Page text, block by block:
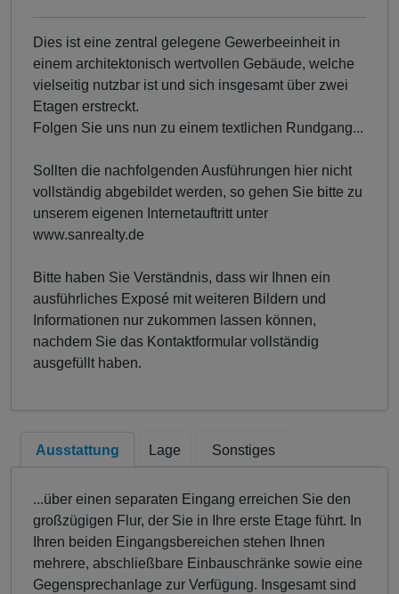
Dies ist eine zentral gelegene Gewerbeeinheit in
einem architektonisch wertvollen Gebäude, welche
vielseitig nutzbar ist und sich insgesamt über zwei
Etagen erstreckt.
Folgen Sie uns nun zu einem textlichen Rundgang...
Sollten die nachfolgenden Ausführungen hier nicht
vollständig abgebildet werden, so gehen Sie bitte zu
unserem eigenen Internetauftritt unter
www.sanrealty.de
Bitte haben Sie Verständnis, dass wir Ihnen ein
ausführliches Exposé mit weiteren Bildern und
Informationen nur zukommen lassen können,
nachdem Sie das Kontaktformular vollständig
ausgefüllt haben.
Ausstattung Lage Sonstiges
...über einen separaten Eingang erreichen Sie den
großzügigen Flur, der Sie in Ihre erste Etage führt. In
Ihren beiden Eingangsbereichen stehen Ihnen
mehrere, abschließbare Einbauschränke sowie eine
Gegensprechanlage zur Verfügung. Insgesamt sind